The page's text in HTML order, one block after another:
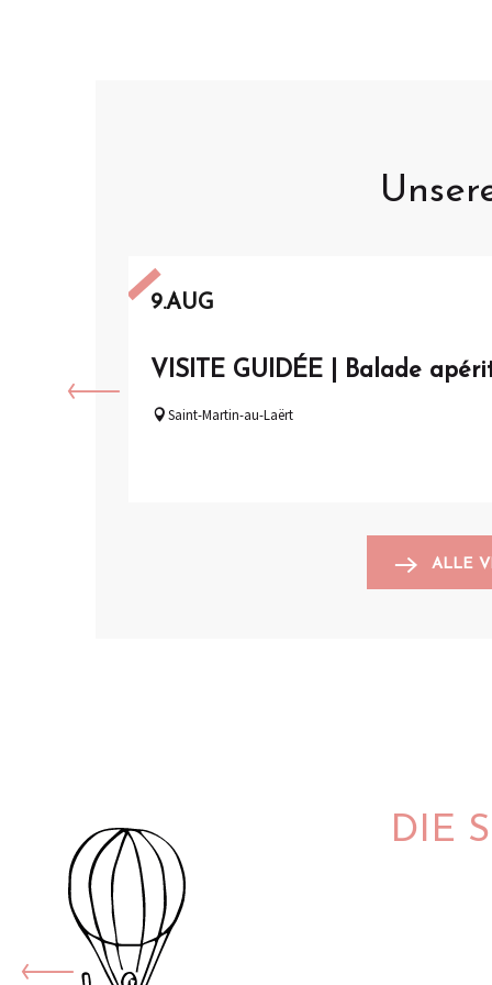
9.AUG
VISITE GUIDÉE | Balade
Saint-Martin-au-Laërt
ALLE
DIE